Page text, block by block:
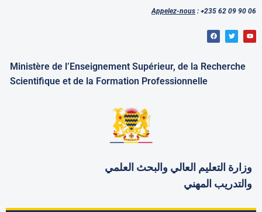
Appelez-nous : +235 62 09 90 06
Ministère de l’Enseignement Supérieur, de la Recherche
Scientifique et de la Formation Professionnelle
وزارة التعليم العالي والبحث العلمي
والتدريب المهني